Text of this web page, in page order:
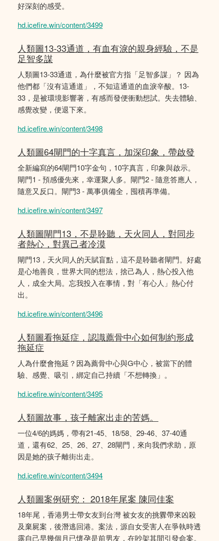
好深刻的感受。
hd.icefire.win/content/3499
人類圖13-33通道，有血有淚的親身經驗，不是
足智多謀
人類圖13-33通道，為什麼被官方指「足智多謀」？ 因為
他們都「沒有這通道」，不知這通道的血淚辛酸。13-
33，是被環境影響著，有感而發便衝動想試。失去體驗、
感覺改變，便退下來。
hd.icefire.win/content/3498
人類圖64閘門的十字真言，加深印象，帶啟發
全新編寫的64閘門10字金句，10字真言，印象與啟示。
閘門1 - 預感優先來，幸運聚人多。閘門2 - 隨意答應人，
隨意又反口。閘門3 - 萬事俱備全，囤積再準備。
hd.icefire.win/content/3497
人類圖閘門13，不是聆聽，天火同人，對同步
者熱心，對異己者冷漠
閘門13，天火同人的天賦盲點，這不是聆聽者閘門。好處
是心地善良，世界大同的想法，捨己為人，熱心投入他
人，成全大局。忘我投入在事情，對「有心人」熱心付
出。
hd.icefire.win/content/3496
人類圖看拖延症，認識薦骨中心如何制約形成
拖延症
人為什麼會拖延？因為薦骨中心與G中心，被當下的體
驗、感覺、吸引，綁定自己持續「不想轉換」。
hd.icefire.win/content/3495
人類圖故事，孩子離家出走的苦媽。
一位4/6的媽媽，帶有21-45、18/58、29-46、37-40通
道，還有62、25、26、27、28閘門，來向我們求助，原
因是她的孩子離街出走。
hd.icefire.win/content/3494
人類圖案例研究： 2018年尾案 陳同佳案
18年尾，香港男士帶女友到台灣 被女友的挑釁帶來凶殺
及棄屍案，後潛逃回港。案法，源自女受害人在爭執時透
露自己早幾個月已懷孕是前男友，在吵架其間引發命案。